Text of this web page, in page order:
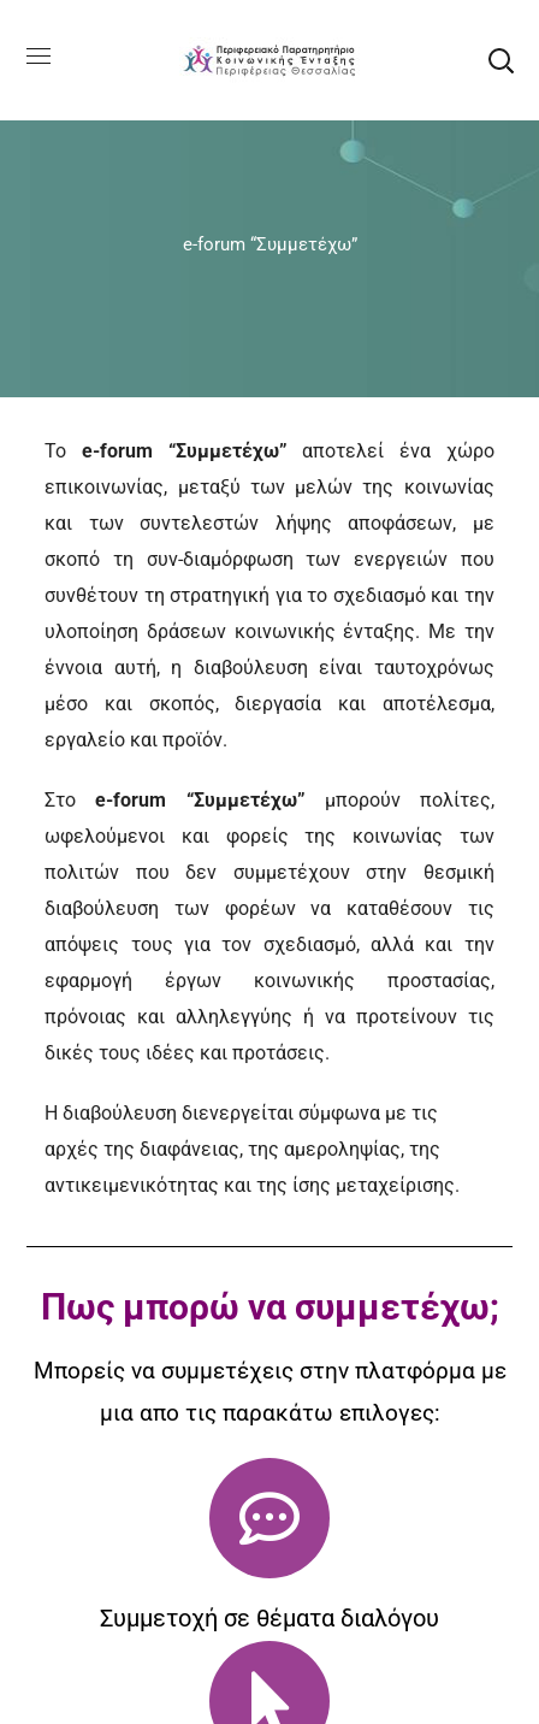
e-forum “Συμμετέχω”
Τοe-forum “Συμμετέχω” αποτελεί ένα χώρο
επικοινωνίας, μεταξύ των μελών της κοινωνίας
και των συντελεστών λήψης αποφάσεων, με
σκοπό τη συν-διαμόρφωση των ενεργειών που
συνθέτουν τη στρατηγική για το σχεδιασμό και την
υλοποίηση δράσεων κοινωνικής ένταξης. Με την
έννοια αυτή, η διαβούλευση είναι ταυτοχρόνως
μέσο και σκοπός, διεργασία και αποτέλεσμα,
εργαλείο και προϊόν.
Στοe-forum “Συμμετέχω” μπορούν πολίτες,
ωφελούμενοι και φορείς της κοινωνίας των
πολιτών που δεν συμμετέχουν στην θεσμική
διαβούλευση των φορέων να καταθέσουν τις
απόψεις τους για τον σχεδιασμό, αλλά και την
εφαρμογή έργων κοινωνικής προστασίας,
πρόνοιας και αλληλεγγύης ή να προτείνουν τις
δικές τους ιδέες και προτάσεις.
Η διαβούλευση διενεργείται σύμφωνα με τις
αρχές της διαφάνειας, της αμεροληψίας, της
αντικειμενικότητας και της ίσης μεταχείρισης.
Πως μπορώ να συμμετέχω;
Μπορείς να συμμετέχεις στην πλατφόρμα με
μια απο τις παρακάτω επιλογες:
Συμμετοχή σε θέματα διαλόγου